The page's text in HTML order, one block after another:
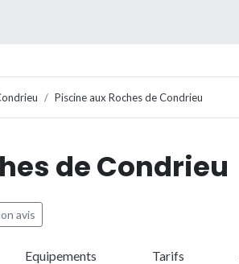
Piscine aux Roches de Condrieu
de Condrieu
avis
Equipements Tarifs